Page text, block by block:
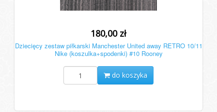
180,00 zł
Dziecięcy zestaw piłkarski Manchester United away RETRO 10/11
Nike (koszulka+spodenki) #10 Rooney
do koszyka